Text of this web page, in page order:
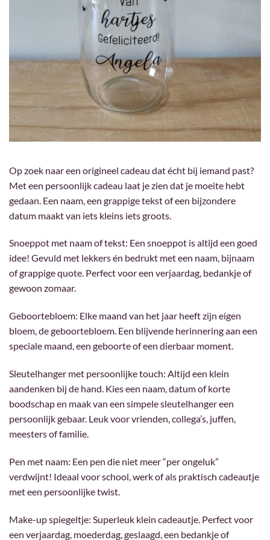
Op zoek naar een origineel cadeau dat écht bij iemand past?
Met een persoonlijk cadeau laat je zien dat je moeite hebt
gedaan. Een naam, een grappige tekst of een bijzondere
datum maakt van iets kleins iets groots.
Snoeppot met naam of tekst: Een snoeppot is altijd een goed
idee! Gevuld met lekkers én bedrukt met een naam, bijnaam
of grappige quote. Perfect voor een verjaardag, bedankje of
gewoon zomaar.
Geboortebloem: Elke maand van het jaar heeft zijn eigen
bloem, de geboortebloem. Een blijvende herinnering aan een
speciale maand, een geboorte of een dierbaar moment.
Sleutelhanger met persoonlijke touch: Altijd een klein
aandenken bij de hand. Kies een naam, datum of korte
boodschap en maak van een simpele sleutelhanger een
persoonlijk gebaar. Leuk voor vrienden, collega’s, juffen,
meesters of familie.
Pen met naam: Een pen die niet meer “per ongeluk”
verdwijnt! Ideaal voor school, werk of als praktisch cadeautje
met een persoonlijke twist.
Make-up spiegeltje: Superleuk klein cadeautje. Perfect voor
een verjaardag, moederdag, geslaagd, een bedankje of